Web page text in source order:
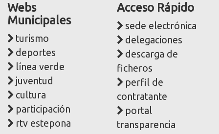
Webs
Municipales
turismo
deportes
línea verde
juventud
cultura
participación
rtv estepona
Acceso Rápido
sede electrónica
delegaciones
descarga de
ficheros
perfil de
contratante
portal
transparencia